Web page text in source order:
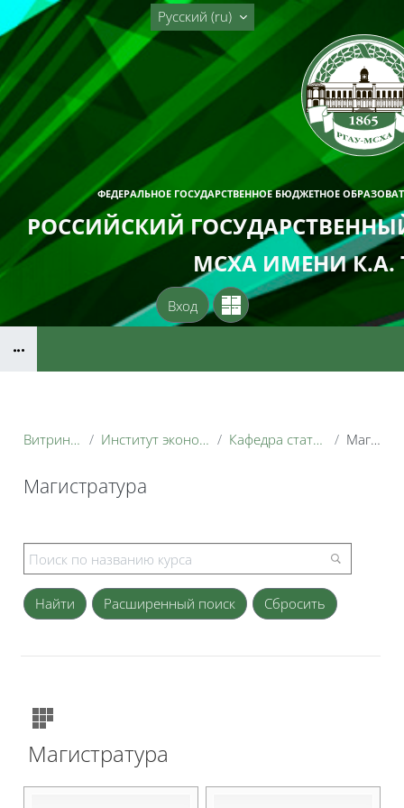
Перейти к основному содержанию
ФЕДЕРАЛЬНОЕ ГОСУДАРСТВЕННОЕ БЮДЖЕТНОЕ
РОССИЙСКИЙ
МСХА ИМЕНИ К.А.
Русский ‎(ru)‎
Вход
Витрина курсов 3KL Институт экономики и управления АПК Кафедра статистики и кибернетики Магистратура
Магистратура
Расширенный поиск
Магистратура